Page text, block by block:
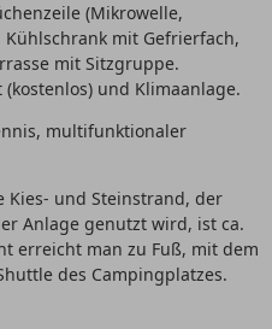
(Mikrowelle,
Kühlschrank mit Gefrierfach,
mit Sitzgruppe.
(kostenlos) und Klimaanlage.
multifunktionaler
und Steinstrand, der
Anlage genutzt wird, ist ca.
erreicht man zu Fuß, mit dem
des Campingplatzes.